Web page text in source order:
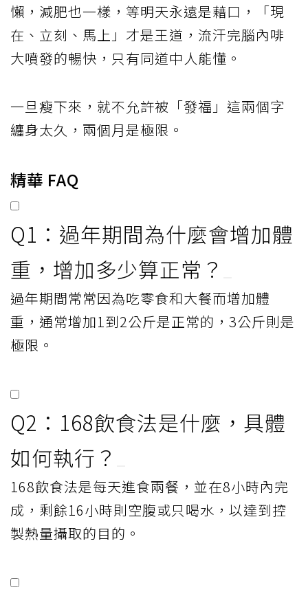
懶，減肥也一樣，等明天永遠是藉口，「現
在、立刻、馬上」才是王道，流汗完腦內啡
大噴發的暢快，只有同道中人能懂。
一旦瘦下來，就不允許被「發福」這兩個字
纏身太久，兩個月是極限。
精華 FAQ
Q1：過年期間為什麼會增加體
重，增加多少算正常？
過年期間常常因為吃零食和大餐而增加體
重，通常增加1到2公斤是正常的，3公斤則是
極限。
Q2：168飲食法是什麼，具體
如何執行？
168飲食法是每天進食兩餐，並在8小時內完
成，剩餘16小時則空腹或只喝水，以達到控
製熱量攝取的目的。